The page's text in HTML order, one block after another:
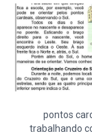
pontos
trabalhando